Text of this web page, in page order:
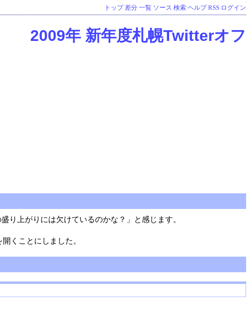
トップ 差分 一覧 ソース 検索 ヘルプ RSS ログイン
2009年 新年度札幌Twitterオフ
り上がりには欠けているのかな？」と感じます。
くことにしました。